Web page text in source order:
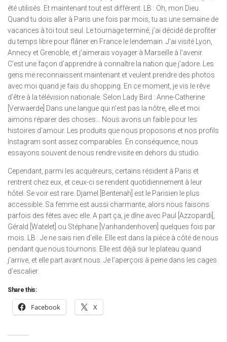
été utilisés. Et maintenant tout est différent. LB : Oh, mon Dieu.
Quand tu dois aller à Paris une fois par mois, tu as une semaine de
vacances à toi tout seul. Le tournage terminé, j’ai décidé de profiter
du temps libre pour flâner en France le lendemain. J’ai visité Lyon,
Annecy et Grenoble, et j’aimerais voyager à Marseille à l’avenir.
C’est une façon d’apprendre à connaître la nation que j’adore. Les
gens me reconnaissent maintenant et veulent prendre des photos
avec moi quand je fais du shopping. En ce moment, je vis le rêve
d’être à la télévision nationale. Selon Lady Bird : Anne-Catherine
[Verwaerde] Dans une langue qui n’est pas la nôtre, elle et moi
aimons réparer des choses… Nous avons un faible pour les
histoires d’amour. Les produits que nous proposons et nos profils
Instagram sont assez comparables. En conséquence, nous
essayons souvent de nous rendre visite en dehors du studio.
Cependant, parmi les acquéreurs, certains résident à Paris et
rentrent chez eux, et ceux-ci se rendent quotidiennement à leur
hôtel. Se voir est rare. Djamel [Bentenah] est le Parisien le plus
accessible. Sa femme est aussi charmante, alors nous faisons
parfois des fêtes avec elle. A part ça, je dîne avec Paul [Azzopardi],
Gérald [Watelet] ou Stéphane [Vanhandenhoven] quelques fois par
mois. LB : Je ne sais rien d’elle. Elle est dans la pièce à côté de nous
pendant que nous tournons. Elle est déjà sur le plateau quand
j’arrive, et elle part avant nous. Je l’aperçois à peine dans les cages
d’escalier.
Share this:
Facebook X